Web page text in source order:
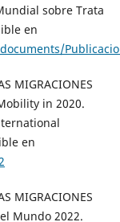
sobre Trata
en
MIGRACIONES
in 2020.
en
MIGRACIONES
Mundo 2022.